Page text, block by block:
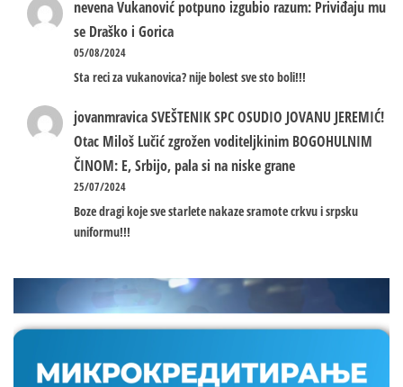
nevenaVukanović potpuno izgubio razum: Priviđaju mu
se Draško i Gorica
05/08/2024
Sta reci za vukanovica? nije bolest sve sto boli!!!
jovanmravicaSVEŠTENIK SPC OSUDIO JOVANU JEREMIĆ!
Otac Miloš Lučić zgrožen voditeljkinim BOGOHULNIM
ČINOM: E, Srbijo, pala si na niske grane
25/07/2024
Boze dragi koje sve starlete nakaze sramote crkvu i srpsku
uniformu!!!